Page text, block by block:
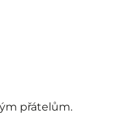
přátelům.